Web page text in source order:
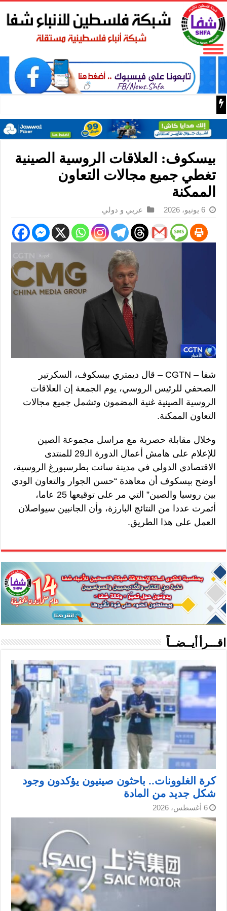
كرة الغلوونات.. باحثون صينيون يؤكدون وجود شكل جديد من
بيسكوف: العلاقات الروسية الصينية
تغطي جميع مجالات التعاون
الممكنة
6 يونيو، 2026 عربي و دولي
شفا – CGTN – قال ديمتري بيسكوف، السكرتير
الصحفي للرئيس الروسي، يوم الجمعة إن العلاقات
الروسية الصينية غنية المضمون وتشمل جميع مجالات
التعاون الممكنة.
وخلال مقابلة حصرية مع مراسل مجموعة الصين
للإعلام على هامش أعمال الدورة الـ29 للمنتدى
الاقتصادي الدولي في مدينة سانت بطرسبورغ الروسية،
أوضح بيسكوف أن معاهدة “حسن الجوار والتعاون الودي
بين روسيا والصين” التي مر على توقيعها 25 عاما،
أثمرت عددا من النتائج البارزة، وأن الجانبين سيواصلان
العمل على هذا الطريق.
اقـــرأ أيــضــاً
كرة الغلوونات.. باحثون صينيون يؤكدون وجود
شكل جديد من المادة
6 أغسطس، 2026